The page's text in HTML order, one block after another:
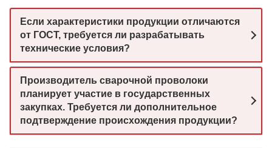
Если характеристики продукции отличаются
от ГОСТ, требуется ли разрабатывать
технические условия?
Производитель сварочной проволоки
планирует участие в государственных
закупках. Требуется ли дополнительное
подтверждение происхождения продукции?